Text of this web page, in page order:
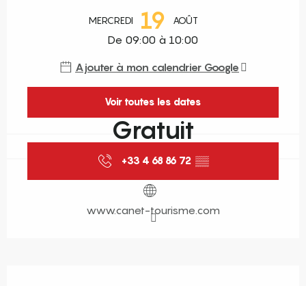
MERCREDI 19 AOÛT
De 09:00 à 10:00
Ajouter à mon calendrier Google
Voir toutes les dates
Gratuit
+33 4 68 86 72 ▒▒
www.canet-tourisme.com